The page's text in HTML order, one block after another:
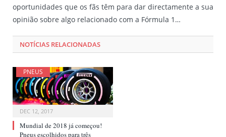
oportunidades que os fãs têm para dar directamente a sua
opinião sobre algo relacionado com a Fórmula 1…
NOTÍCIAS RELACIONADAS
PNEUS
DEC 12, 2017
Mundial de 2018 já começou!
Pneus escolhidos para três